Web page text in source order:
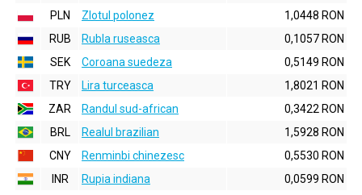
PLN
Zlotul polonez
1,0448 RON
RUB
Rubla ruseasca
0,1057 RON
SEK
Coroana suedeza
0,5149 RON
TRY
Lira turceasca
1,8021 RON
ZAR
Randul sud-african
0,3422 RON
BRL
Realul brazilian
1,5928 RON
CNY
Renminbi chinezesc
0,5530 RON
INR
Rupia indiana
0,0599 RON